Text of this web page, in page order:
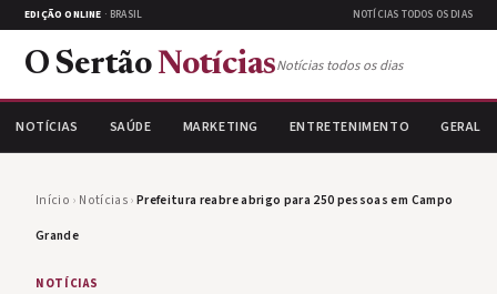
EDIÇÃO ONLINE · BRASIL NOTÍCIAS TODOS OS DIAS
O Sertão NotíciasNotícias todos os dias
NOTÍCIAS SAÚDE MARKETING ENTRETENIMENTO GERAL
Início › Notícias›Prefeitura reabre abrigo para 250 pessoas em Campo
Grande
NOTÍCIAS